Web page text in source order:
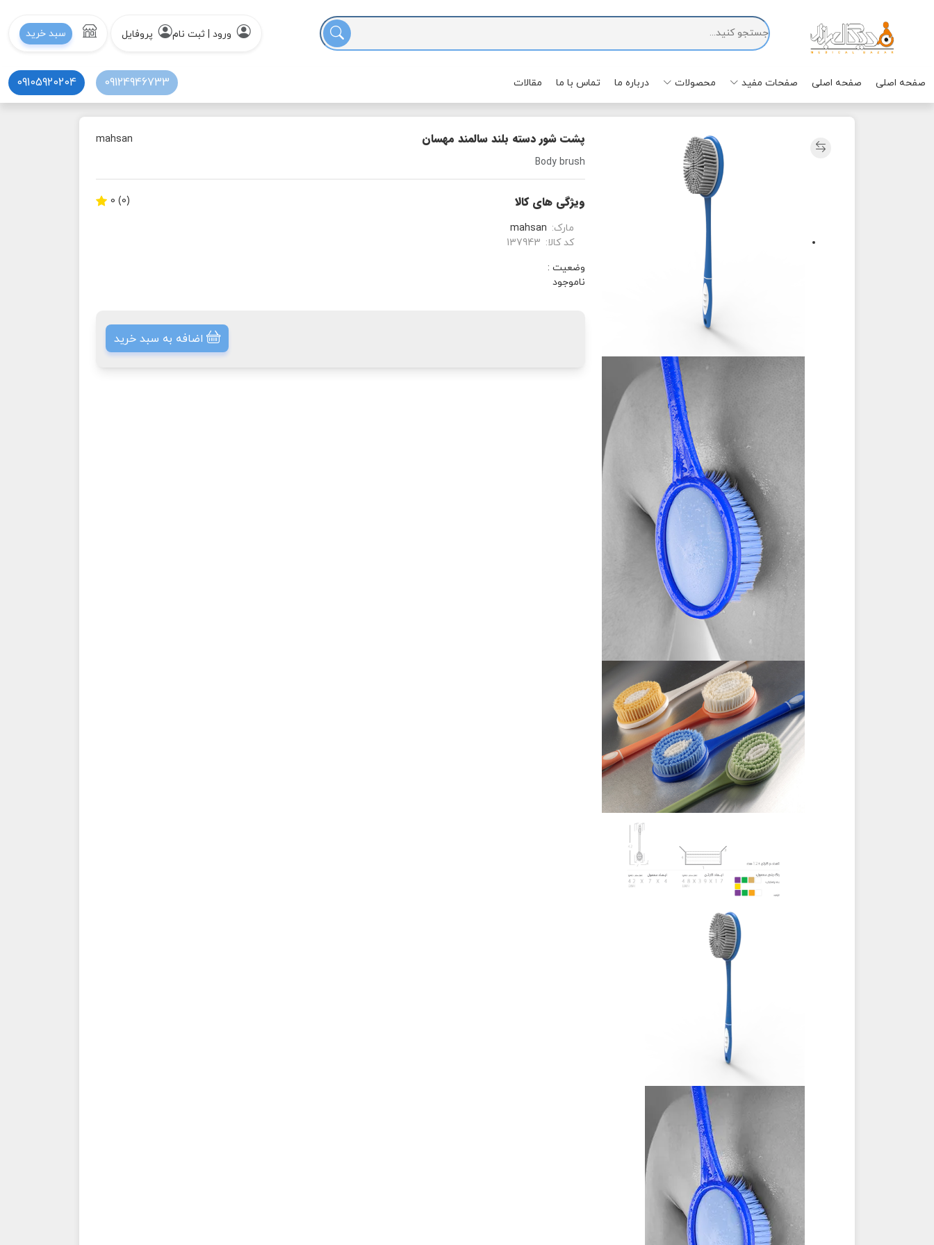
ورود | ثبت نام پروفایل سبد خرید
صفحه اصلی صفحه اصلی صفحات مفید محصولات درباره ما تماس با ما مقالات 09124946733
09105920204
پشت شور دسته بلند سالمند مهسان
Body brush
mahsan
ویژگی های کالا
مارک: mahsan
کد کالا: 137943
(0) 0
وضعیت :
ناموجود
اضافه به سبد خرید